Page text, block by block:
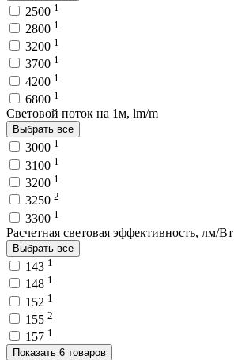
2500 1
2800 1
3200 1
3700 1
4200 1
6800 1
Световой поток на 1м, lm/m
Выбрать все
3000 1
3100 1
3200 1
3250 2
3300 1
Расчетная световая эффективность, лм/Вт
Выбрать все
143 1
148 1
152 1
155 2
157 1
Показать 6 товаров